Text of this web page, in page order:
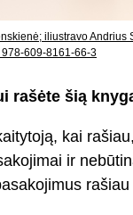
iliustravo
609-8161-66-3
rašėte šią
kai
ir